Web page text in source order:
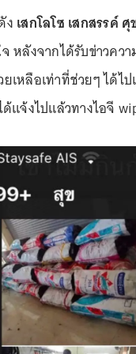
ง เสกโลโซ เสกสรรค์
หลังจากได้รับข่าวคว
เหลือเท่าที่ช่วยๆ ได้ไ
แจ้งไปแล้วทางไอจี